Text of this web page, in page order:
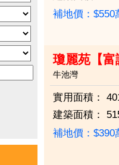
補地價：
瓊麗苑【富
牛池灣
實用面積：
建築面積：
補地價：